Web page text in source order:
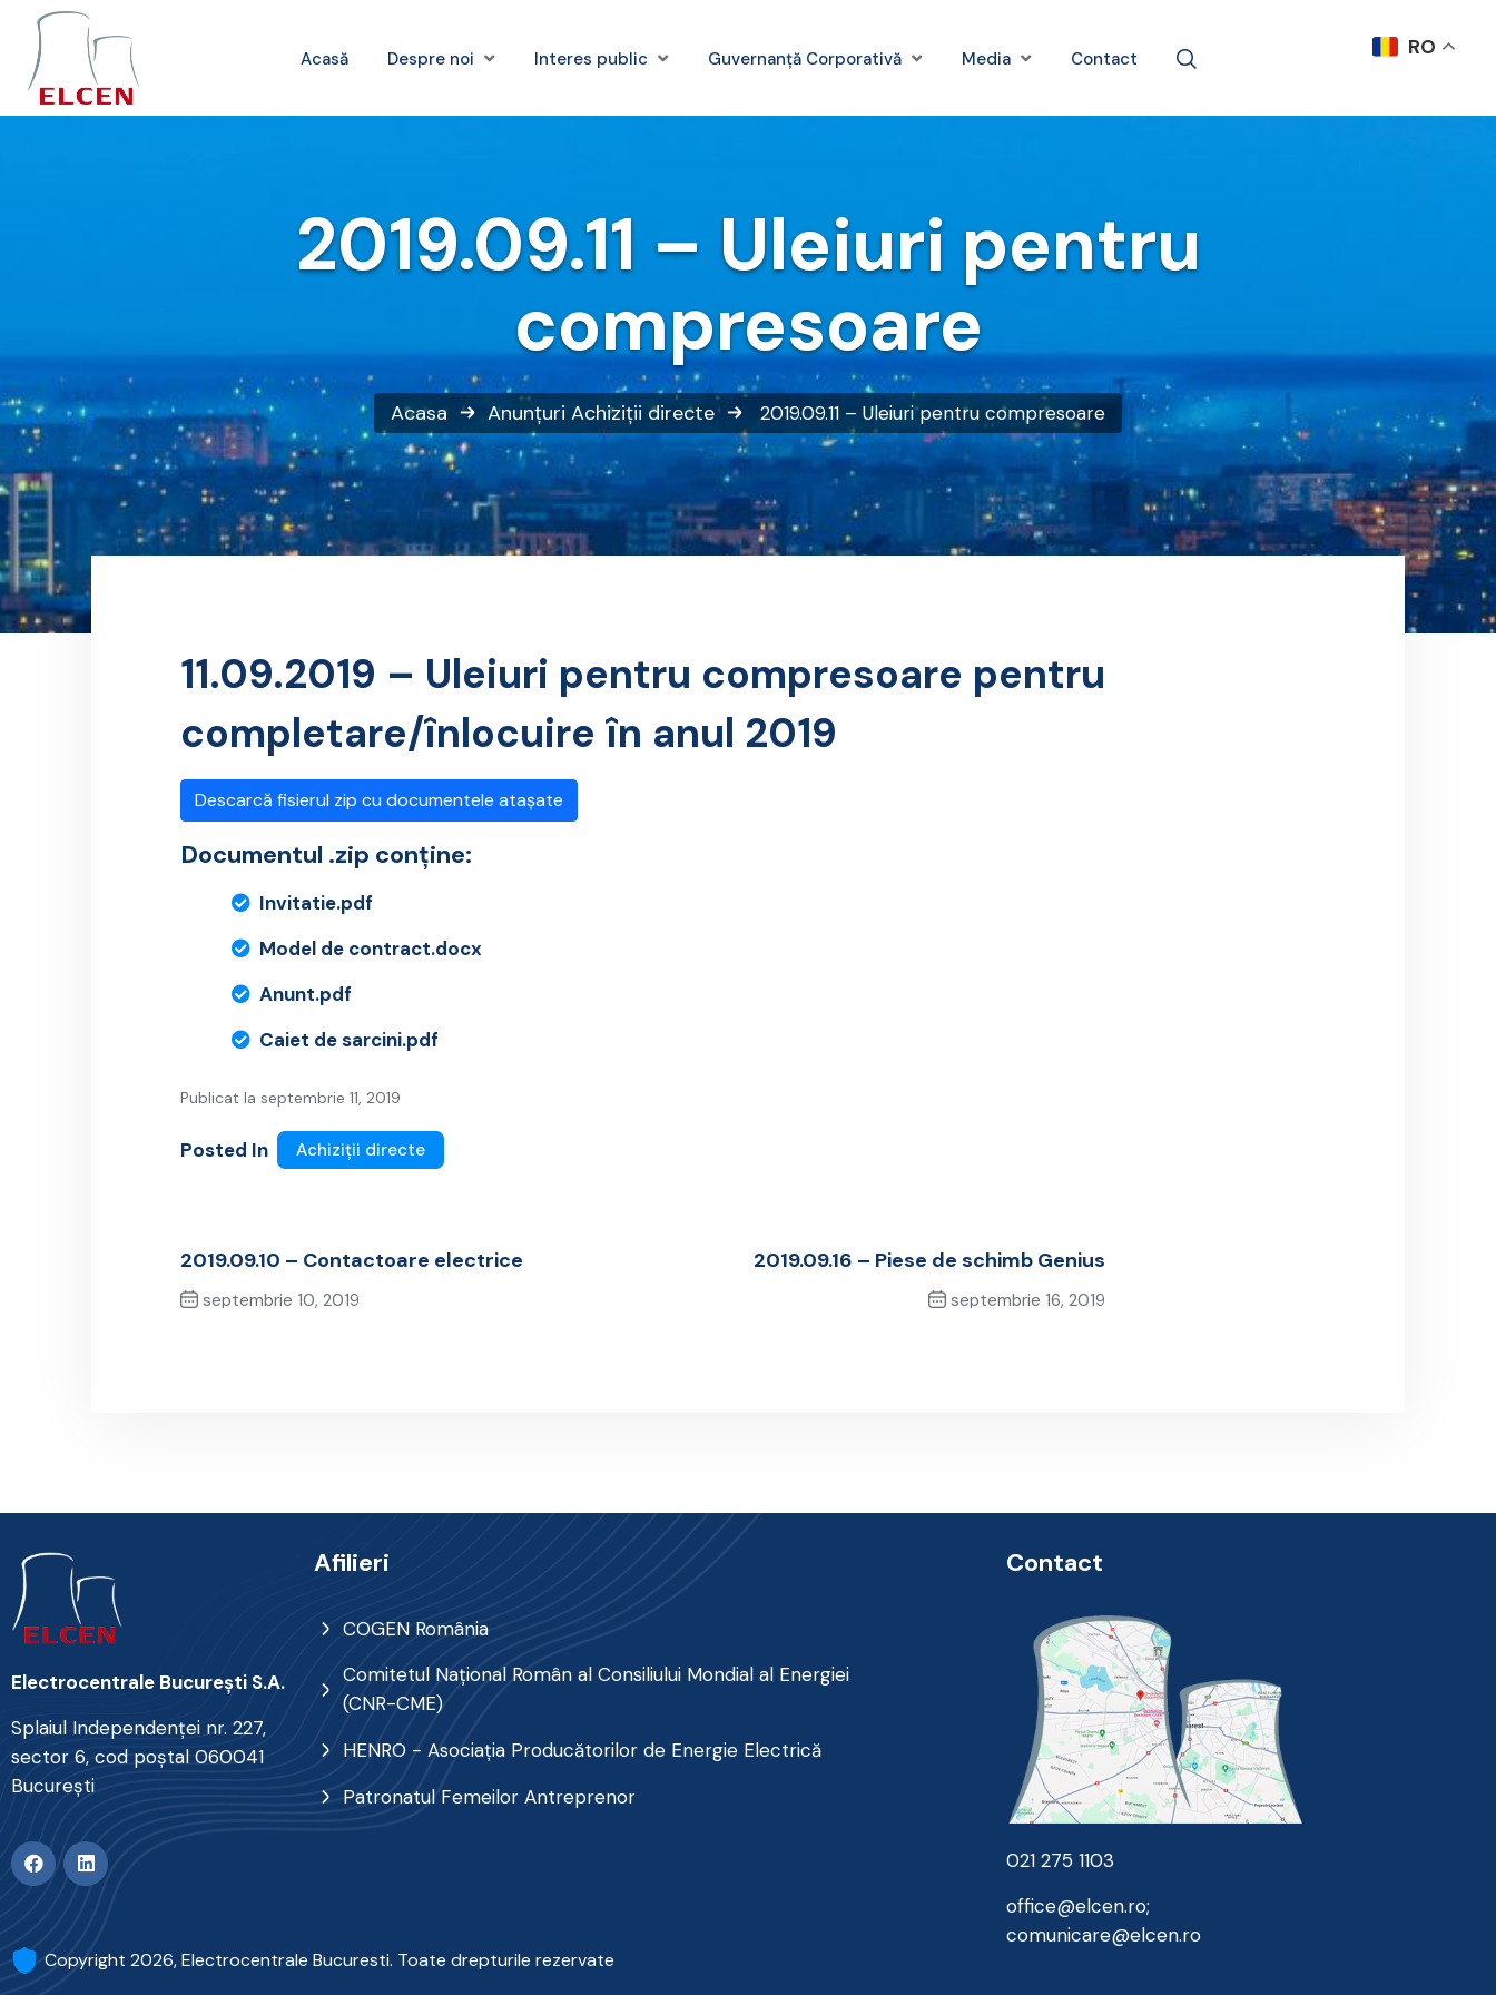
Acasă Despre noi Interes public Guvernanță Corporativă Media Contact
2019.09.11 – Uleiuri pentru
compresoare
Acasa Anunțuri Achiziții directe 2019.09.11 – Uleiuri pentru compresoare
11.09.2019 – Uleiuri pentru compresoare pentru
completare/înlocuire în anul 2019
Descarcă fisierul zip cu documentele atașate
Documentul .zip conține:
Invitatie.pdf
Model de contract.docx
Anunt.pdf
Caiet de sarcini.pdf
Publicat la septembrie 11, 2019
Posted In Achiziții directe
2019.09.10 – Contactoare electrice
septembrie 10, 2019
2019.09.16 – Piese de schimb Genius
septembrie 16, 2019
Electrocentrale Bucureşti S.A.
Splaiul Independenţei nr. 227,
sector 6, cod poştal 060041
Bucureşti
Afilieri
COGEN România
Comitetul Naţional Român al Consiliului Mondial al Energiei
(CNR-CME)
HENRO - Asociația Producătorilor de Energie Electrică
Patronatul Femeilor Antreprenor
Contact
021 275 1103
office@elcen.ro;
comunicare@elcen.ro
Copyright 2026, Electrocentrale Bucuresti. Toate drepturile rezervate
RO